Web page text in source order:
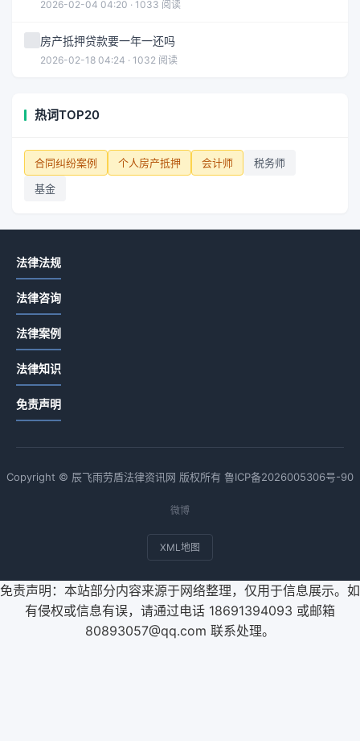
2026-02-04 04:20 · 1033 阅读
房产抵押贷款要一年一还吗
2026-02-18 04:24 · 1032 阅读
热词TOP20
合同纠纷案例 个人房产抵押 会计师
税务师
基金
法律法规
法律咨询
法律案例
法律知识
免责声明
Copyright © 辰飞雨劳盾法律资讯网 版权所有 鲁ICP备2026005306号-90
微博
XML地图
免责声明：本站部分内容来源于网络整理，仅用于信息展示。如
有侵权或信息有误，请通过电话 18691394093 或邮箱
80893057@qq.com 联系处理。